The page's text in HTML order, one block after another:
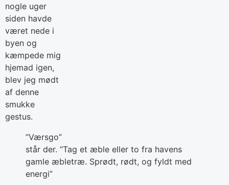
nogle uger
siden havde
været nede i
byen og
kæmpede mig
hjemad igen,
blev jeg mødt
af denne
smukke
gestus.
“Værsgo”
står der. “Tag et æble eller to fra havens
gamle æbletræ. Sprødt, rødt, og fyldt med
energi”